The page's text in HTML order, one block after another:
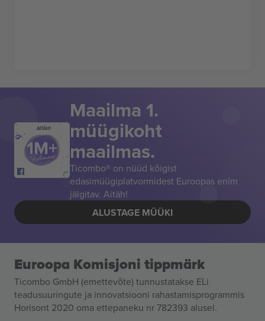
AITÄH!
Maailma 1.
müügikoht
maailmas.
Ticombo® on nüüd kõigist
edasimüügiplatvormidest Euroopas enim
jälgitav. Aitäh!
ALUSTAGE MÜÜKI
Euroopa Komisjoni tippmärk
Ticombo GmbH (emettevõte) tunnustatakse ELi
teadusuuringute ja innovatsiooni rahastamisprogrammis
Horisont 2020 oma ettepaneku nr 782393 alusel.